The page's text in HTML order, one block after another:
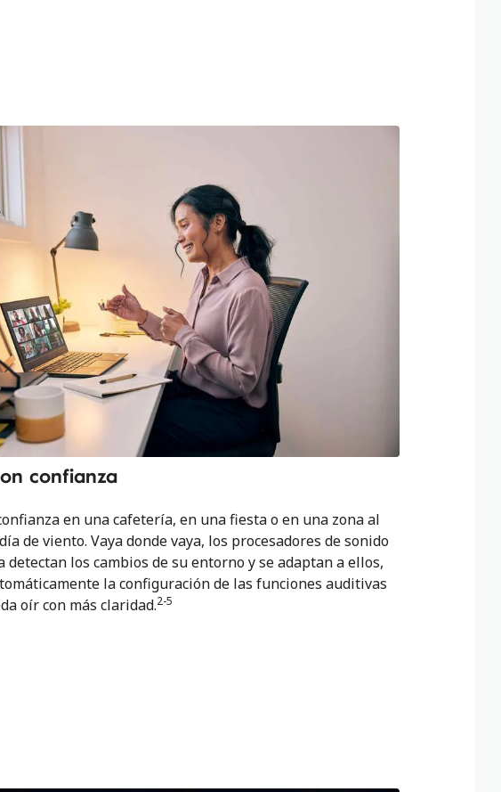
confianza
en una cafetería, en una fiesta o en una zona al
de viento. Vaya donde vaya, los procesadores de sonido
detectan los cambios de su entorno y se adaptan a ellos,
la configuración de las funciones auditivas
oír con más claridad.2-5